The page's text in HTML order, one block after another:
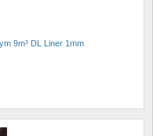
9m³ DL Liner 1mm